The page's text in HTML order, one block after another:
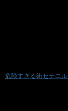
危険すぎる街セテニ